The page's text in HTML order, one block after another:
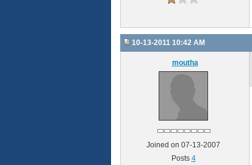
10-13-2011 10:42 AM
moutha
Joined on 07-13-2007
Posts 4